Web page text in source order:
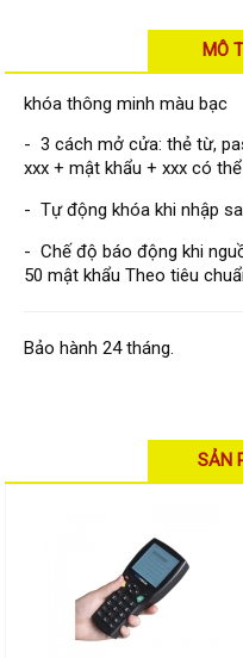
Đầu ghi KBVISION
Thiết bị chống trộm
Thiết bị chống trộm
Thiết bị Enforcer
access control
Khóa điện tử KBVISION
LẮP ĐẶT CAMERA TRỌN GÓI
GIẢI PHÁP CAMERA AN NINH
GIẢI PHÁP NHỎ TRỌN GÓI
Hướng dẫn sử dụng
Tài liệu kỹ thuật
MÔ
khóa thông minh màu bạc
- 3 cách mở cửa: thẻ từ,
xxx + mật khẩu + xxx có
- Tự động khóa khi nhập
- Chế độ báo động khi
50 mật khẩu Theo tiêu
Bảo hành 24 tháng.
SẢN